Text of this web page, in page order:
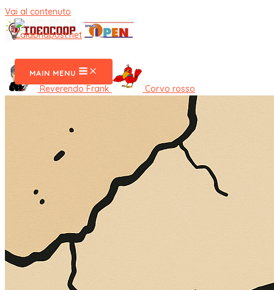
Vai al contenuto
MAIN MENU
Reverendo Frank Corvo rosso